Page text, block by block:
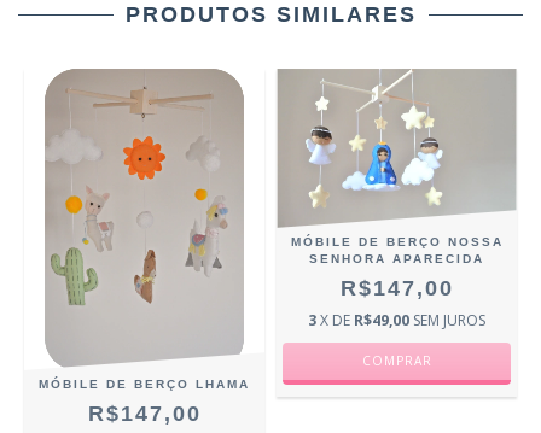
PRODUTOS SIMILARES
MÓBILE DE BERÇO LHAMA
R$147,00
MÓBILE DE BERÇO NOSSA
SENHORA APARECIDA
R$147,00
3X DE R$49,00 SEM JUROS